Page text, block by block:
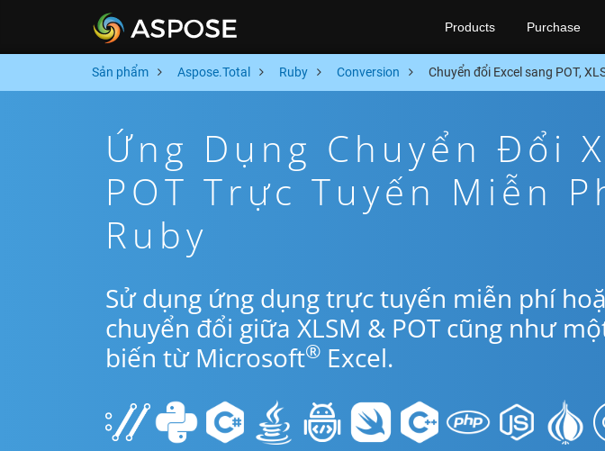
Products Purchase
Sản phẩm Aspose.Total Ruby Conversion Chuyển đổi Excel sang POT,
Ứng Dụng Chuyển Đổi
POT Trực Tuyến Miễn
Ruby
Sử dụng ứng dụng trực tuyến miễn phí
chuyển đổi giữa XLSM & POT cũng như
biến từ Microsoft® Excel.